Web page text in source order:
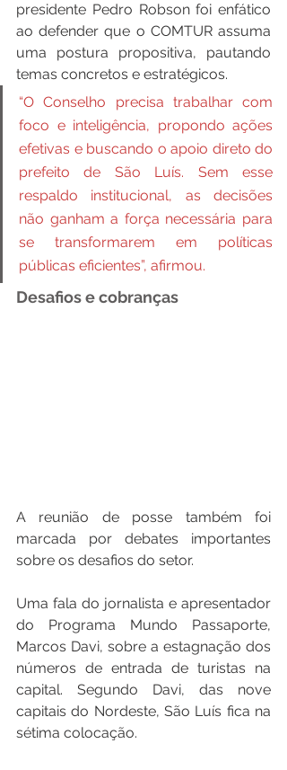
presidente Pedro Robson foi enfático
ao defender que o COMTUR assuma
uma postura propositiva, pautando
temas concretos e estratégicos.
“O Conselho precisa trabalhar com
foco e inteligência, propondo ações
efetivas e buscando o apoio direto do
prefeito de São Luís. Sem esse
respaldo institucional, as decisões
não ganham a força necessária para
se transformarem em políticas
públicas eficientes”, afirmou.
Desafiosecobranças
A reunião de posse também foi
marcada por debates importantes
sobre os desafios do setor.
Uma fala do jornalista e apresentador
do Programa Mundo Passaporte,
Marcos Davi, sobre a estagnação dos
números de entrada de turistas na
capital. Segundo Davi, das nove
capitais do Nordeste, São Luís fica na
sétima colocação.